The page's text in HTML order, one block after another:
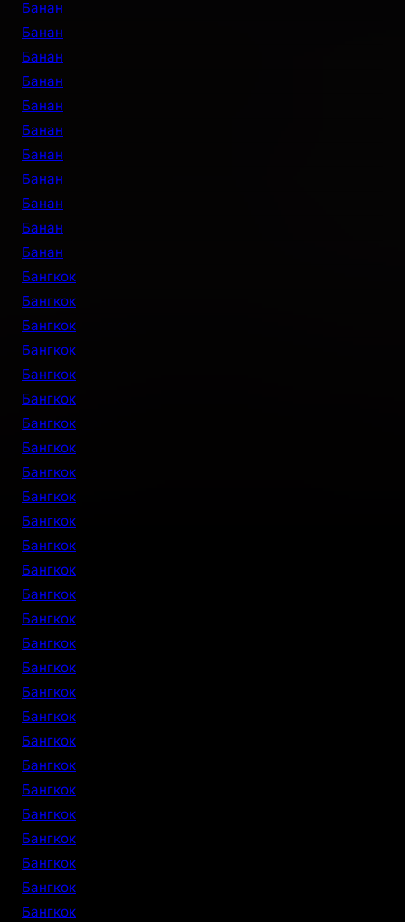
Банан
Банан
Банан
Банан
Банан
Банан
Банан
Банан
Банан
Банан
Банан
Бангкок
Бангкок
Бангкок
Бангкок
Бангкок
Бангкок
Бангкок
Бангкок
Бангкок
Бангкок
Бангкок
Бангкок
Бангкок
Бангкок
Бангкок
Бангкок
Бангкок
Бангкок
Бангкок
Бангкок
Бангкок
Бангкок
Бангкок
Бангкок
Бангкок
Бангкок
Бангкок